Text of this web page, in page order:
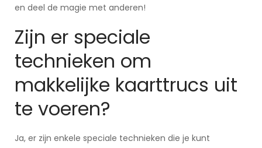
en deel de magie met anderen!
Zijn er speciale
technieken om
makkelijke kaarttrucs uit
te voeren?
Ja, er zijn enkele speciale technieken die je kunt